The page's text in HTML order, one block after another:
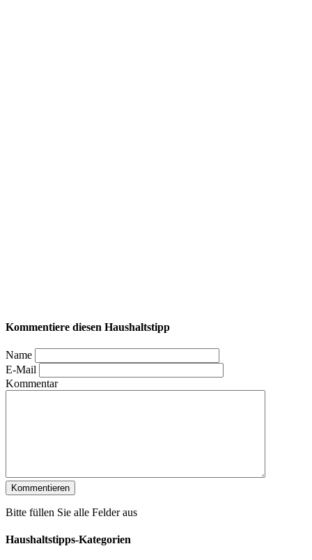
Kommentiere diesen Haushaltstipp
Name
E-Mail
Kommentar
Bitte füllen Sie alle Felder aus
Haushaltstipps-Kategorien